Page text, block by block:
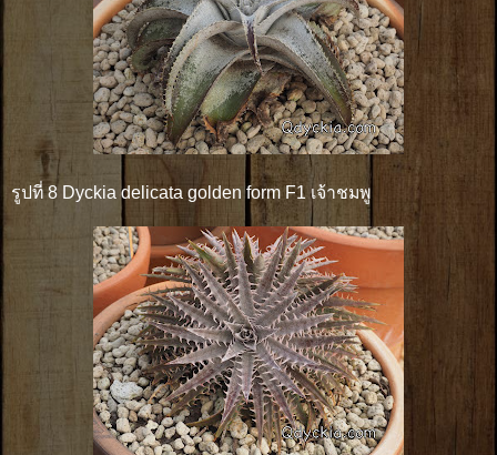
รูปที่ 8 Dyckia delicata golden form F1 เจ้าชมพู